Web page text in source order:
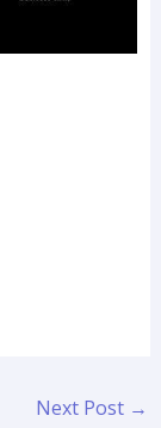
Next Post →